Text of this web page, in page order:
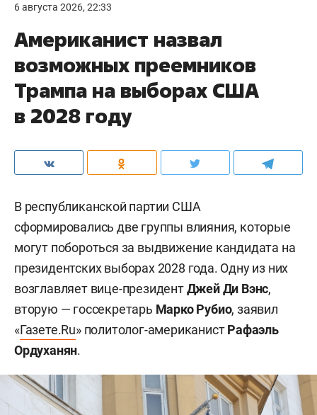
6 августа 2026, 22:33
Американист назвал
возможных преемников
Трампа на выборах США
в 2028 году
В республиканской партии США
сформировались две группы влияния, которые
могут побороться за выдвижение кандидата на
президентских выборах 2028 года. Одну из них
возглавляет вице-президентДжей Ди Вэнс,
вторую — госсекретарь Марко Рубио, заявил
«Газете.Ru» политолог-американистРафаэль
Ордуханян.